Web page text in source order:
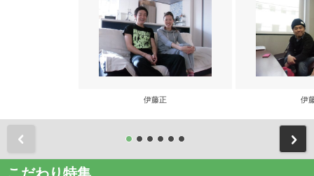
伊藤正 伊